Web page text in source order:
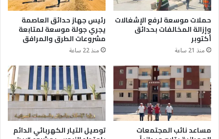
حملات موسعة لرفع الإشغالات
وإزالة المخالفات بحدائق
أكتوبر
منذ 21 ساعة
رئيس جهاز حدائق العاصمة
يجري جولة موسعة لمتابعة
مشروعات الطرق والمرافق
منذ 22 ساعة
مساعد نائب المجتمعات توصيل التيار الكهربائي الدائم